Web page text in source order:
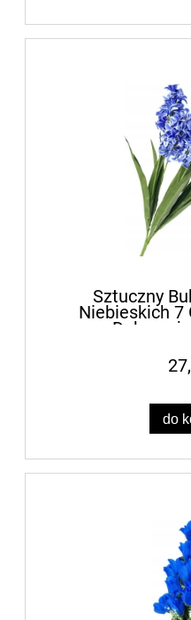
Sztuczny
Niebieskich 7
Dekoracja
do